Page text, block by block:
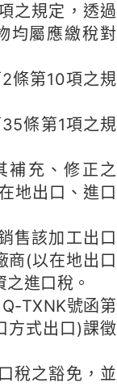
之規定，透過
均屬應繳稅對
條第10項之規
條第1項之規
補充、修正之
地出口、進口
售該加工出口
商(以在地出口
進口稅。
TXNK號函第
方式出口)課徵
稅之豁免，並